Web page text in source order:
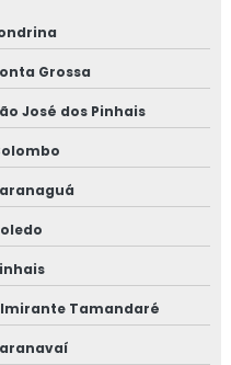
prediais
Grossa
José dos Pinhais
Tamandaré